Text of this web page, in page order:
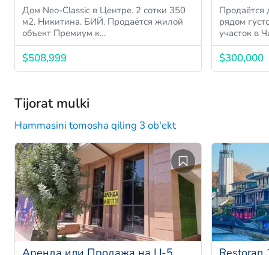
Дом Neo-Classic в Центре. 2 сотки 350
м2. Никитина. БИЙ. Продаётся жилой
объект Премиум к…
$508,999
Продаётся
рядом густой Лес
участок в
$300,000
Tijorat mulki
Hammasini tomosha qiling 3 ob'ekt